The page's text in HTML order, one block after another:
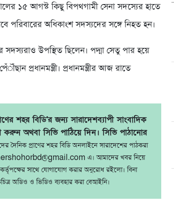
১৫ আগস্ট কিছু বিপথগামী সেনা সদস্যের হাতে
পরিবারের অধিকাংশ সদস্যদের সঙ্গে নিহত হন।
সদস্যরাও উপস্থিত ছিলেন। পদ্মা সেতু পার হয়ে
প্রধানমন্ত্রী। প্রধানমন্ত্রীর আজ রাতে
শহর বিডি'র জন্য সারাদেশব্যাপী সাংবাদিক
অথবা সিভি পাঠিয়ে দিন। সিভি পাঠানোর
দৈনিক প্রাণের শহর বিডি অনলাইনে সারাদেশের পাঠকরা
এ। আমাদের খবর নিয়ে
সাথে যোগাযোগ করার অনুরোধ রইলো। বিনা
অডিও ও ভিডিও ব্যবহার করা বেআইনি।